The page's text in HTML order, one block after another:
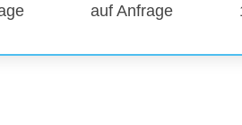
auf Anfrage